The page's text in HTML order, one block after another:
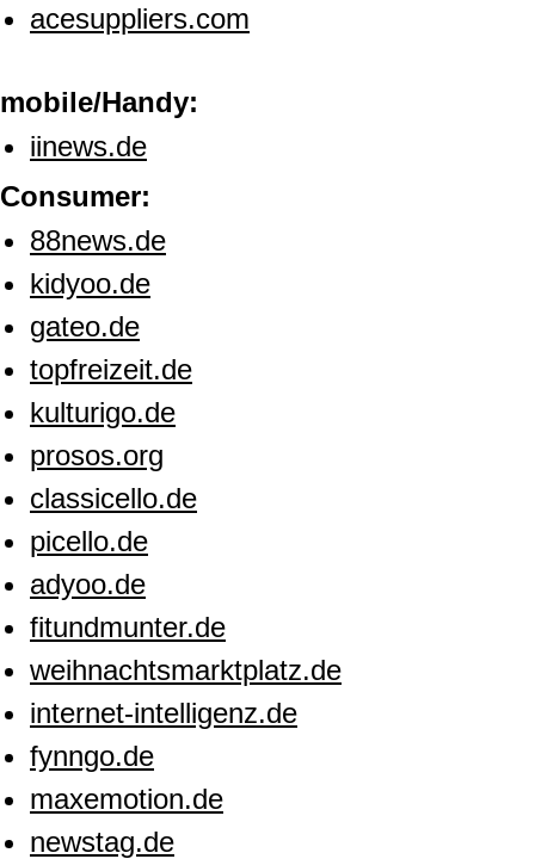
acesuppliers.com
mobile/Handy:
iinews.de
Consumer:
88news.de
kidyoo.de
gateo.de
topfreizeit.de
kulturigo.de
prosos.org
classicello.de
picello.de
adyoo.de
fitundmunter.de
weihnachtsmarktplatz.de
internet-intelligenz.de
fynngo.de
maxemotion.de
newstag.de